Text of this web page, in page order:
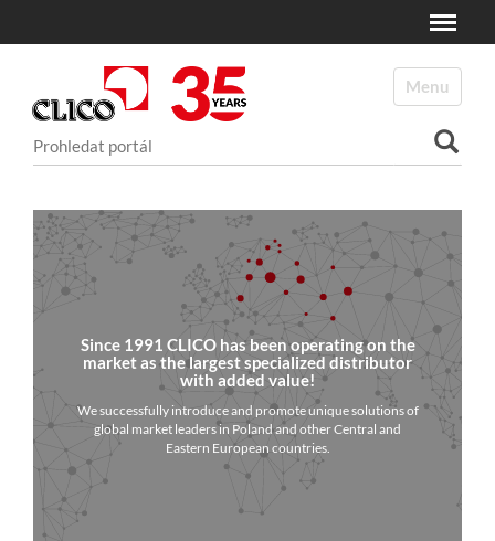
Toggle
Since 1991 CLICO has been operating on the
market as the largest specialized distributor
with added value!
We successfully introduce and promote unique solutions of
global market leaders in Poland and other Central and
Eastern European countries.